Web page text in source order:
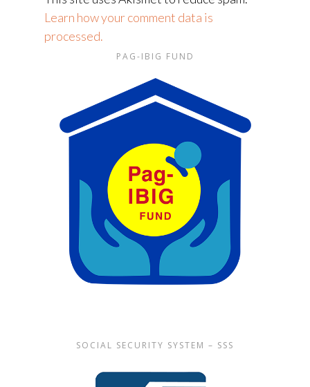
Learn how your comment data is
processed.
PAG-IBIG FUND
SOCIAL SECURITY SYSTEM – SSS